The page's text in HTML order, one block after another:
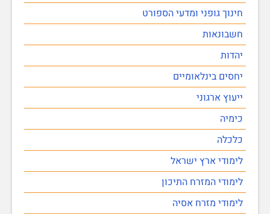
חינוך גופני ומדעי הספורט
חשבונאות
יהדות
יחסים בינלאומיים
ייעוץ ארגוני
כימיה
כלכלה
לימודי ארץ ישראל
לימודי המזרח התיכון
לימודי מזרח אסיה